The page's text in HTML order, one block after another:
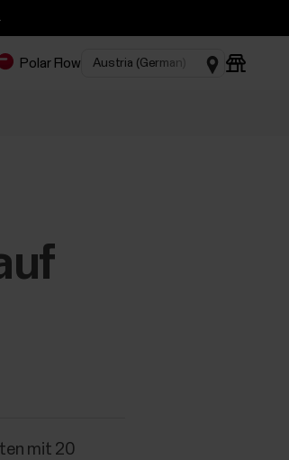
Polar Flow
mit 20